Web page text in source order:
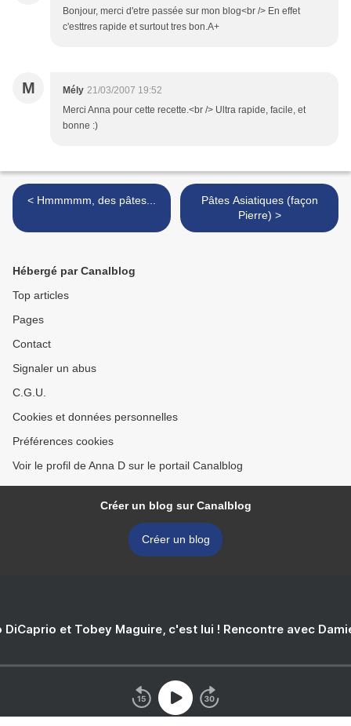
Bonjour, merci d'etre passée sur mon blog<br /> En effet
c'esttres rapide et surtout tres bon.A+
M Mély 21/03/2007 19:52
Merci Anna pour cette recette.<br /> Ultra rapide, facile, et
bonne :)
< Hmmmmm, des pâtes...
Pâtes Asiatiques (façon
Pierre) >
Hébergé par Canalblog
Top articles
Pages
Contact
Signaler un abus
C.G.U.
Cookies et données personnelles
Préférences cookies
Voir le profil de Anna D sur le portail Canalblog
Créer un blog sur Canalblog
Créer un blog
DiCaprio et Tobey Maguire, c'est lui ! Rencontre avec